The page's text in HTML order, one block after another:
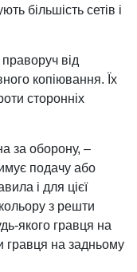
більшість сетів і
від
копіювання. Їх
сторонніх
за оборону, –
подачу або
і для цієї
з решти
якого гравця на
гравця на задньому